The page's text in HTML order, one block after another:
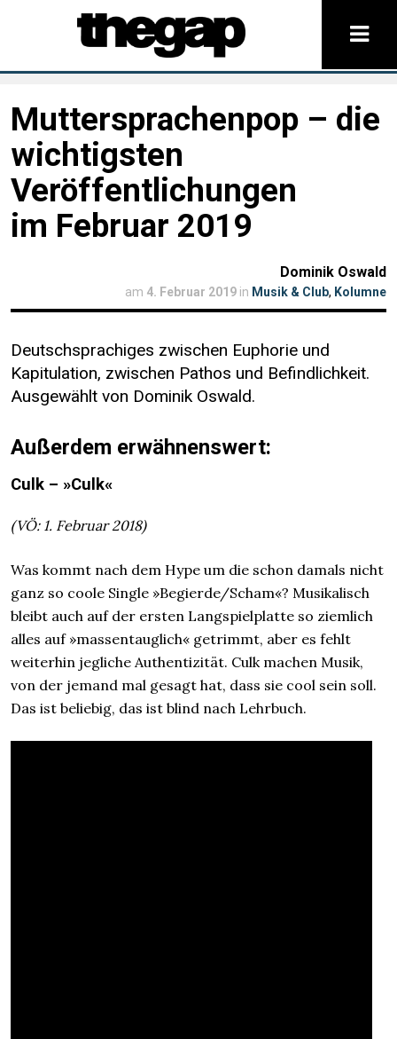
Muttersprachenpop – die
wichtigsten
Veröffentlichungen
im Februar 2019
Dominik Oswald
am 4. Februar 2019 in Musik & Club, Kolumne
Deutschsprachiges zwischen Euphorie und
Kapitulation, zwischen Pathos und Befindlichkeit.
Ausgewählt von Dominik Oswald.
Außerdem erwähnenswert:
Culk – »Culk«
(VÖ: 1. Februar 2018)
Was kommt nach dem Hype um die schon damals nicht
ganz so coole Single »Begierde/Scham«? Musikalisch
bleibt auch auf der ersten Langspielplatte so ziemlich
alles auf »massentauglich« getrimmt, aber es fehlt
weiterhin jegliche Authentizität. Culk machen Musik,
von der jemand mal gesagt hat, dass sie cool sein soll.
Das ist beliebig, das ist blind nach Lehrbuch.